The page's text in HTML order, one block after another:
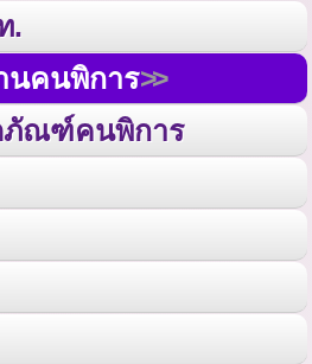
.
นคนพิการ
ภัณฑ์คนพิการ